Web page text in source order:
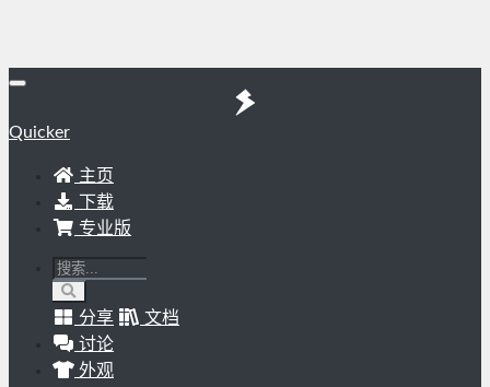
Quicker
主页
下载
专业版
分享
文档
讨论
外观